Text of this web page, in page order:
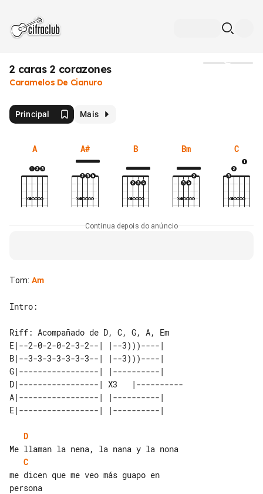
2 caras 2 corazones
Caramelos De Cianuro
Principal Mais
A A# B Bm C
Continua depois do anúncio
Tom: Am
Intro:
E|--2-0-2-0-2-3-2--| |--3)))----|
B|--3-3-3-3-3-3-3--| |--3)))----|
G|-----------------| |----------|
D|-----------------| X3   |----------
A|-----------------| |----------|
D
C
me dicen que me veo más guapo en